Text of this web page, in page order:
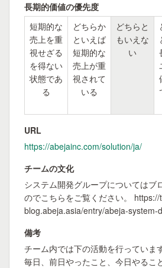
長期的価値の優先度
短期的な
売上を重
視せざる
を得ない
状態であ
る
どちらか
といえば
短期的な
売上が重
視されて
いる
どちらと
もいえな
い
URL
https://abejainc.com/solution/ja/
チームの文化
システム開発グループについてはブ
のでこちらをご覧ください。 https://
blog.abeja.asia/entry/abeja-system-
備考
チーム内では下の活動を行ってい
毎日、前日やったこと、今日やるこ